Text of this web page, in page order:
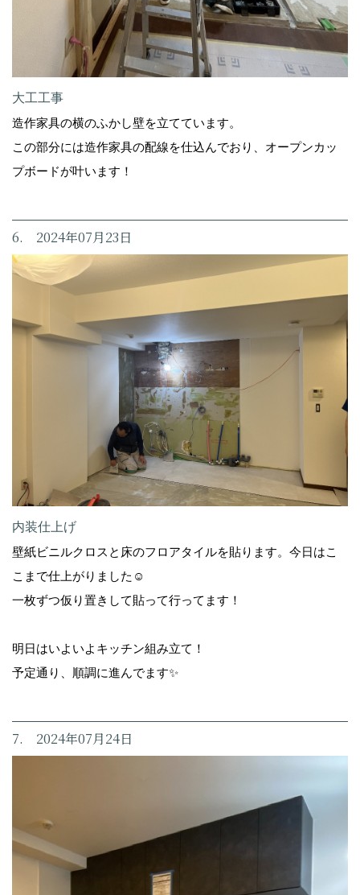
大工工事
造作家具の横のふかし壁を立てています。
この部分には造作家具の配線を仕込んでおり、オープンカッ
プボードが叶います！
6. 2024年07月23日
内装仕上げ
壁紙ビニルクロスと床のフロアタイルを貼ります。今日はこ
こまで仕上がりました☺️
一枚ずつ仮り置きして貼って行ってます！
明日はいよいよキッチン組み立て！
予定通り、順調に進んでます✨
7. 2024年07月24日